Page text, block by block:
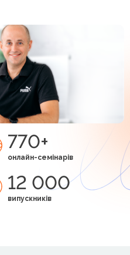
770+
онлайн-семінарів
12 000
випускників